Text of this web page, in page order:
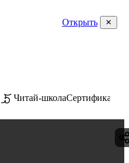
Открыть
Читай-школаСертификаты